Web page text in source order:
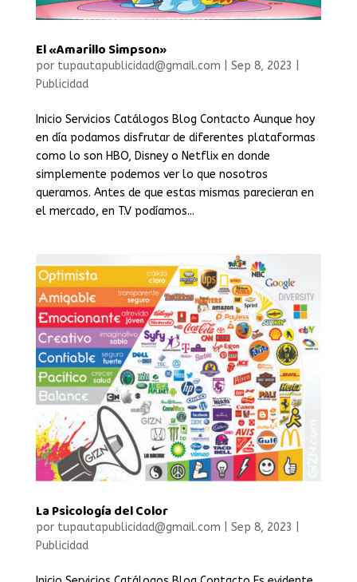
El «Amarillo Simpson»
por tupautapublicidad@gmail.com Sep 8, 2023
Publicidad
Inicio Servicios Catálogos Blog Contacto Aunque hoy
en día podamos disfrutar de diferentes plataformas
como lo son HBO, Disney o Netflix en donde
simplemente podemos ver lo que nosotros
queramos. Antes de que estas mismas parecieran en
el mercado, en T.V podíamos...
La Psicología del Color
por tupautapublicidad@gmail.com Sep 8, 2023
Publicidad